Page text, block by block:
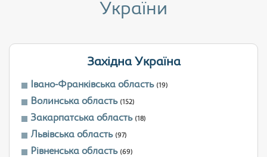
України
Західна Україна
Івано-Франківська область (19)
Волинська область (152)
Закарпатська область (18)
Львівська область (97)
Рівненська область (69)